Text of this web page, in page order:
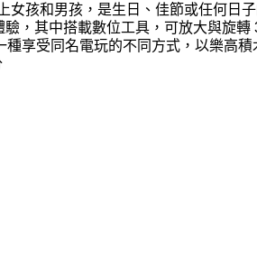
女孩和男孩，是生日、佳節或任何日
，其中搭載數位工具，可放大與旋
享受同名電玩的不同方式，以樂高